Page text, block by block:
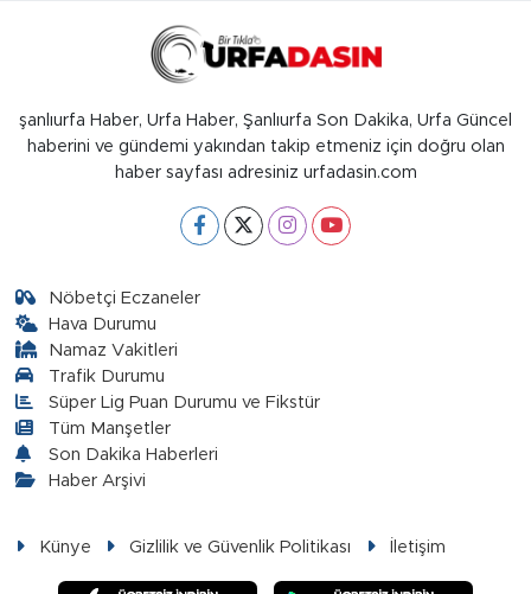
şanlıurfa Haber, Urfa Haber, Şanlıurfa Son Dakika, Urfa Güncel
haberini ve gündemi yakından takip etmeniz için doğru olan
haber sayfası adresiniz urfadasin.com
Nöbetçi Eczaneler
Hava Durumu
Namaz Vakitleri
Trafik Durumu
Süper Lig Puan Durumu ve Fikstür
Tüm Manşetler
Son Dakika Haberleri
Haber Arşivi
Künye Gizlilik ve Güvenlik Politikası İletişim